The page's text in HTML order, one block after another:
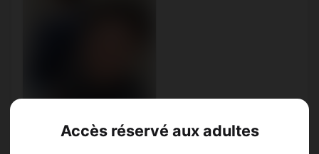
Accès réservé aux adultes